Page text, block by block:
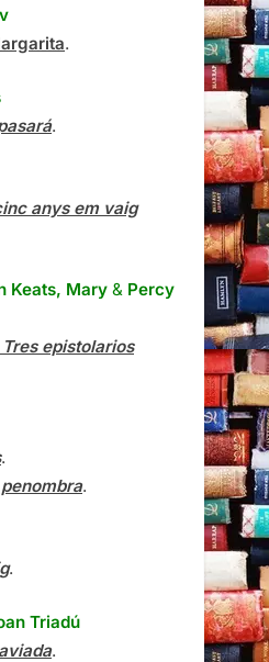
.
.
anys em vaig
Keats, Mary & Percy
epistolarios
.
.
.
Triadú
.